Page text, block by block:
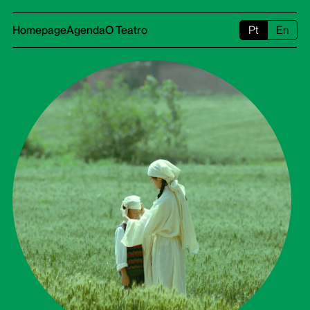
HomepageAgendaO Teatro Pt En